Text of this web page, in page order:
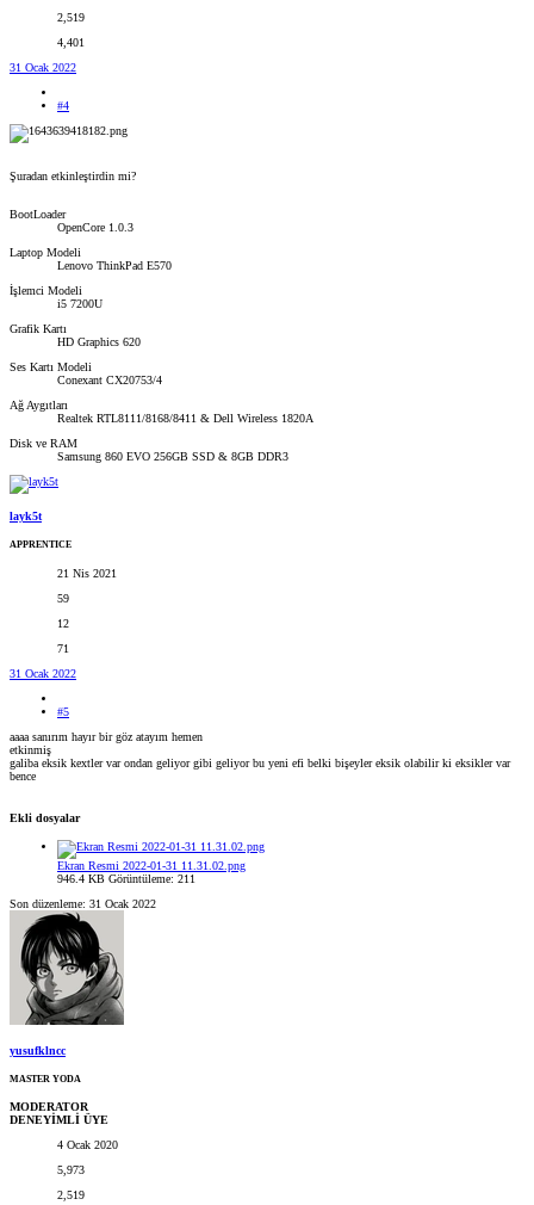
2,519
4,401
31 Ocak 2022
#4
Şuradan etkinleştirdin mi?
BootLoader
OpenCore 1.0.3
Laptop Modeli
Lenovo ThinkPad E570
İşlemci Modeli
i5 7200U
Grafik Kartı
HD Graphics 620
Ses Kartı Modeli
Conexant CX20753/4
Ağ Aygıtları
Realtek RTL8111/8168/8411 & Dell Wireless 1820A
Disk ve RAM
Samsung 860 EVO 256GB SSD & 8GB DDR3
layk5t
APPRENTICE
21 Nis 2021
59
12
71
31 Ocak 2022
#5
aaaa sanırım hayır bir göz atayım hemen
etkinmiş
galiba eksik kextler var ondan geliyor gibi geliyor bu yeni efi belki bişeyler eksik olabilir ki eksikler var
bence
Ekli dosyalar
Ekran Resmi 2022-01-31 11.31.02.png
946.4 KB Görüntüleme: 211
Son düzenleme: 31 Ocak 2022
yusufklncc
MASTER YODA
MODERATOR
DENEYİMLİ ÜYE
4 Ocak 2020
5,973
2,519